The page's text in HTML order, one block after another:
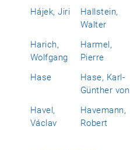
Hájek, Jiri
Hallstein,
Walter
Harich,
Wolfgang
Harmel,
Pierre
Hase
Hase, Karl-
Günther von
Havel,
Václav
Havemann,
Robert